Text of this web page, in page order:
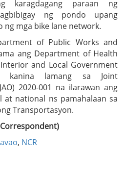
karagdagang paraan ng
ng pondo upang
mga bike lane network.
of Public Works and
ang Department of Health
and Local Government
kanina lamang sa Joint
2020-001 na ilarawan ang
at national ns pamahalaan sa
Transportasyon.
, NCR